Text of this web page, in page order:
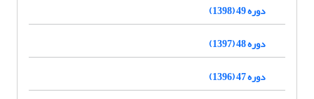
دوره 49 (1398)
دوره 48 (1397)
دوره 47 (1396)